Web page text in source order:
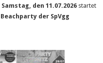
Samstag, den 11.07.2026 startet
Beachparty der SpVgg